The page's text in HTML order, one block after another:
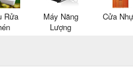
Rửa
Máy Năng
Lượng
Cửa